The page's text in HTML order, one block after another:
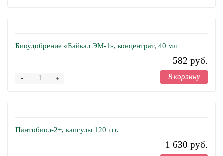
Биоудобрение «Байкал ЭМ-1», концентрат, 40 мл
582 руб.
+
- В корзину
Пантобиол-2+, капсулы 120 шт.
1 630 руб.